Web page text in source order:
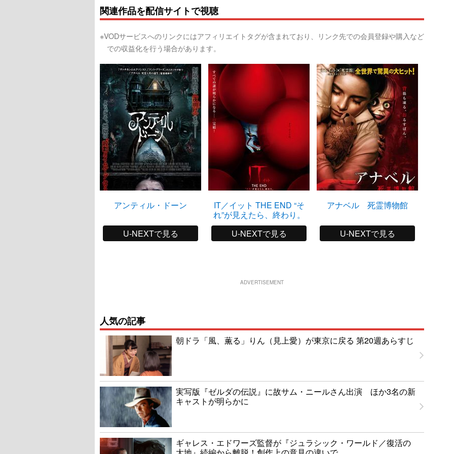
関連作品を配信サイトで視聴
※VODサービスへのリンクにはアフィリエイトタグが含まれており、リンク先での会員登録や購入など
での収益化を行う場合があります。
アンティル・ドーン
U-NEXTで見る
IT／イット THE END “そ
れ”が見えたら、終わり。
U-NEXTで見る
アナベル 死霊博物館
U-NEXTで見る
ADVERTISEMENT
人気の記事
朝ドラ「風、薫る」りん（見上愛）が東京に戻る 第20週あらすじ
実写版『ゼルダの伝説』に故サム・ニールさん出演 ほか3名の新
キャストが明らかに
ギャレス・エドワーズ監督が『ジュラシック・ワールド／復活の